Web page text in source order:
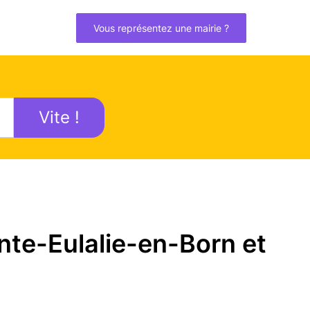
Vous représentez une mairie ?
Vite !
Eulalie-en-Born et